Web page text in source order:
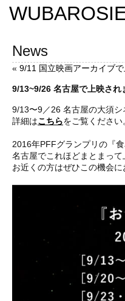
News
« 9/11 国立映画アーカイブで
9/13~9/26 名古屋で上映され
9/13〜9／26 名古屋の大須シ
詳細はこちらをご覧ください
2016年PFFグランプリの『
名古屋でこれほどまとまっ
お近くの方はぜひこの機会